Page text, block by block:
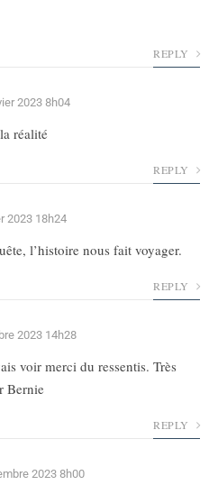
REPLY
2023 8h04
réalité
REPLY
2023 18h24
l’histoire nous fait voyager.
REPLY
2023 14h28
voir merci du ressentis. Très
Bernie
REPLY
2023 8h00